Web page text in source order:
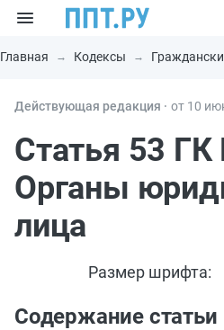
Главная Кодексы
Действующая редакция ⸱ от 10
Статья 53
Органы
лица
Размер шрифта:
Содержание статьи